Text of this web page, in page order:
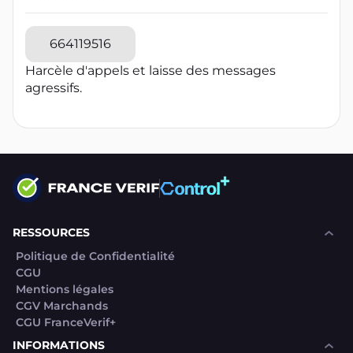
664119516
Harcèle d'appels et laisse des messages
agressifs.
RESSOURCES
Politique de Confidentialité
CGU
Mentions légales
CGV Marchands
CGU FranceVerif+
INFORMATIONS